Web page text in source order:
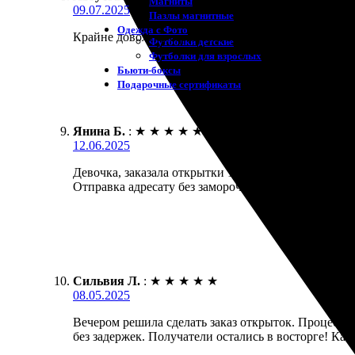
Пазлы магнитные
Одежда с Фото
Футболки детские
Футболки для взрослых
Бьюти-боксы
Подарочные сертификаты
09.07.2025
Крайне доволена сервисом. Простота оформления
Янина Б. : ★ ★ ★ ★ ★
12.06.2025
Девочка, заказала открытки 10.10.2023,
Отправка адресату без заморочек. Рекомендую,
Сильвия Л. : ★ ★ ★ ★ ★
08.05.2025
Вечером решила сделать заказ открыток. Процесс
без задержек. Получатели остались в восторге!